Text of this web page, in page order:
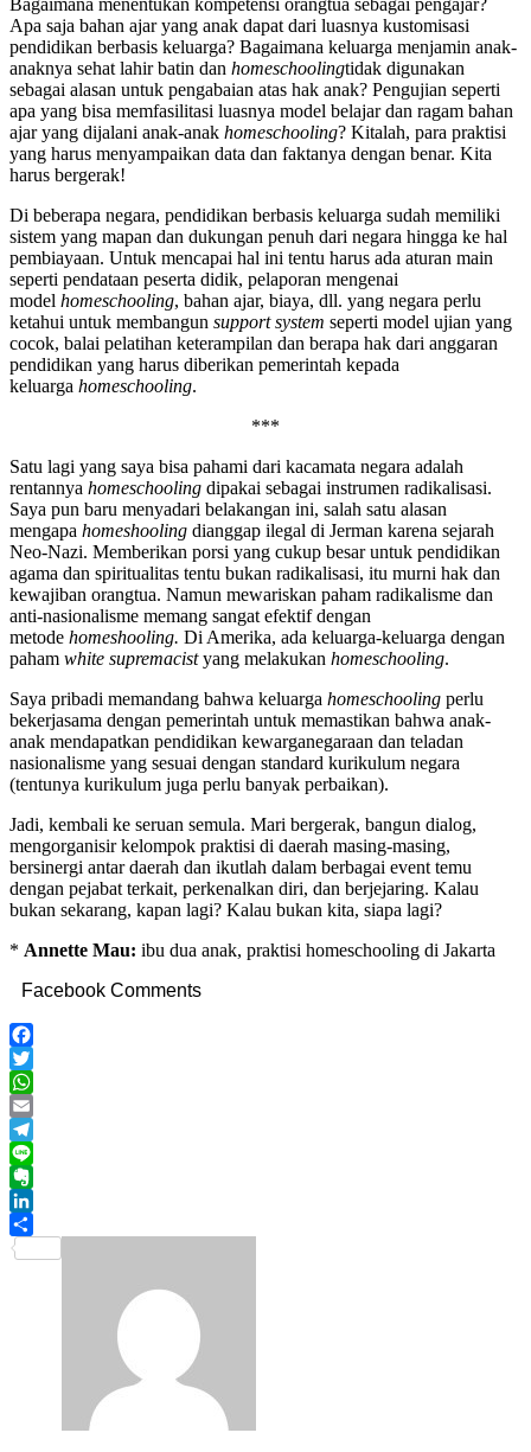
Bagaimana menentukan kompetensi orangtua sebagai pengajar?
Apa saja bahan ajar yang anak dapat dari luasnya kustomisasi
pendidikan berbasis keluarga? Bagaimana keluarga menjamin anak-
anaknya sehat lahir batin dan homeschoolingtidak digunakan
sebagai alasan untuk pengabaian atas hak anak? Pengujian seperti
apa yang bisa memfasilitasi luasnya model belajar dan ragam bahan
ajar yang dijalani anak-anak homeschooling? Kitalah, para praktisi
yang harus menyampaikan data dan faktanya dengan benar. Kita
harus bergerak!
Di beberapa negara, pendidikan berbasis keluarga sudah memiliki
sistem yang mapan dan dukungan penuh dari negara hingga ke hal
pembiayaan. Untuk mencapai hal ini tentu harus ada aturan main
seperti pendataan peserta didik, pelaporan mengenai
model homeschooling, bahan ajar, biaya, dll. yang negara perlu
ketahui untuk membangun support system seperti model ujian yang
cocok, balai pelatihan keterampilan dan berapa hak dari anggaran
pendidikan yang harus diberikan pemerintah kepada
keluarga homeschooling.
***
Satu lagi yang saya bisa pahami dari kacamata negara adalah
rentannya homeschooling dipakai sebagai instrumen radikalisasi.
Saya pun baru menyadari belakangan ini, salah satu alasan
mengapa homeshooling dianggap ilegal di Jerman karena sejarah
Neo-Nazi. Memberikan porsi yang cukup besar untuk pendidikan
agama dan spiritualitas tentu bukan radikalisasi, itu murni hak dan
kewajiban orangtua. Namun mewariskan paham radikalisme dan
anti-nasionalisme memang sangat efektif dengan
metode homeshooling. Di Amerika, ada keluarga-keluarga dengan
paham white supremacistyang melakukan homeschooling.
Saya pribadi memandang bahwa keluarga homeschooling perlu
bekerjasama dengan pemerintah untuk memastikan bahwa anak-
anak mendapatkan pendidikan kewarganegaraan dan teladan
nasionalisme yang sesuai dengan standard kurikulum negara
(tentunya kurikulum juga perlu banyak perbaikan).
Jadi, kembali ke seruan semula. Mari bergerak, bangun dialog,
mengorganisir kelompok praktisi di daerah masing-masing,
bersinergi antar daerah dan ikutlah dalam berbagai event temu
dengan pejabat terkait, perkenalkan diri, dan berjejaring. Kalau
bukan sekarang, kapan lagi? Kalau bukan kita, siapa lagi?
* Annette Mau: ibu dua anak, praktisi homeschooling di Jakarta
Facebook Comments
Facebook
Twitter
WhatsApp
Email
Telegram
Line
Evernote
LinkedIn